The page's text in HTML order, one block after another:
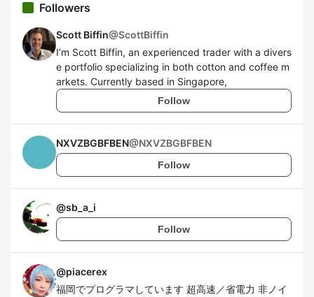
Followers
Scott Biffin@ScottBiffin
I’m Scott Biffin, an experienced trader with a divers
e portfolio specializing in both cotton and coffee m
arkets. Currently based in Singapore,
Follow
NXVZBGBFBEN@NXVZBGBFBEN
Follow
@sb_a_i
Follow
@piacerex
福岡でプログラマしています 超高速／省電力 非ノイ